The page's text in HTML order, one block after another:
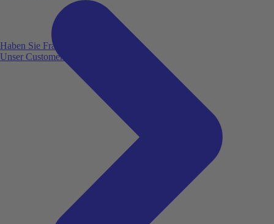
Haben Sie Fragen?
Unser Customer Service ist für Sie da!